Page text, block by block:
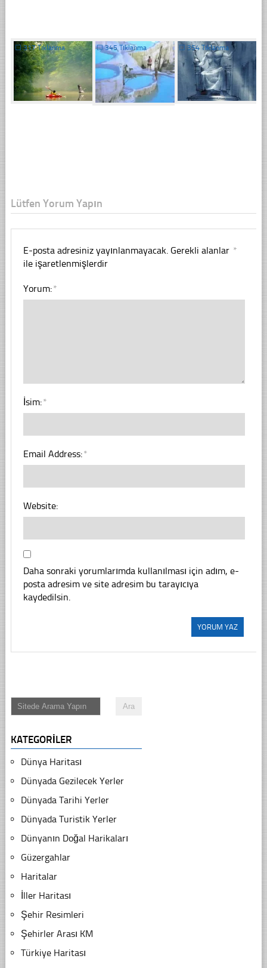
☐317 Tıklanma ☐345 Tıklanma ☐ 354 Tıklanma
Lütfen Yorum Yapın
E-posta adresiniz yayınlanmayacak. Gerekli alanlar *
ile işaretlenmişlerdir
Yorum:*
İsim:*
Email Address:*
Website:
Daha sonraki yorumlarımda kullanılması için adım, e-
posta adresim ve site adresim bu tarayıcıya
kaydedilsin.
KATEGORILER
Dünya Haritası
Dünyada Gezilecek Yerler
Dünyada Tarihi Yerler
Dünyada Turistik Yerler
Dünyanın Doğal Harikaları
Güzergahlar
Haritalar
İller Haritası
Şehir Resimleri
Şehirler Arası KM
Türkiye Haritası